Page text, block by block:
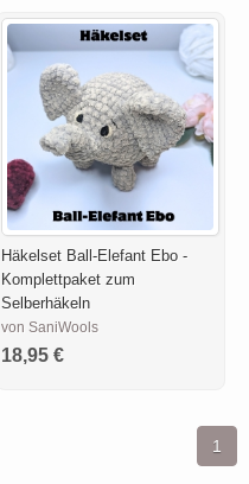
Häkelset Ball-Elefant Ebo -
Komplettpaket zum
Selberhäkeln
von SaniWools
18,95 €
1